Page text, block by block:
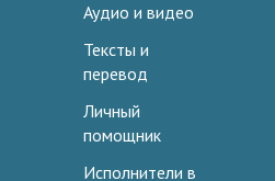
Аудио и видео
Тексты и
перевод
Личный
помощник
Исполнители в